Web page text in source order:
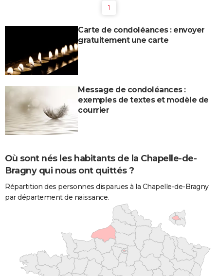
1
Carte de condoléances : envoyer
gratuitement une carte
Message de condoléances :
exemples de textes et modèle de
courrier
Où sont nés les habitants de la Chapelle-de-
Bragny qui nous ont quittés ?
Répartition des personnes disparues à la Chapelle-de-Bragny
par département de naissance.